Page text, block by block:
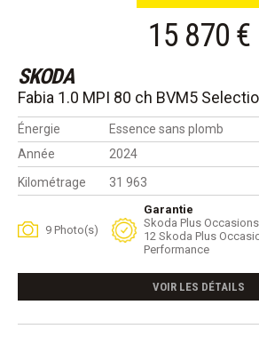
SKODA
Fabia 1.0 MPI 80 ch BVM5
Énergie
Essence sans plomb
Année
2024
Kilométrage
31 963
9 Photo(s)
Garantie
Skoda Plus
12 Skoda Plus
Performance
15 870 €
VOIR LES DÉTAILS